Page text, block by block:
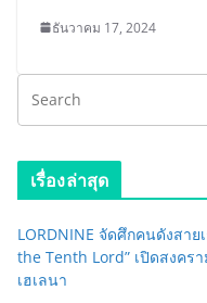
ธันวาคม 17, 2024
เรื่องล่าสุด
LORDNINE จัดศึกคนดังสา
the Tenth Lord” เปิดสงคร
เฮเลนา